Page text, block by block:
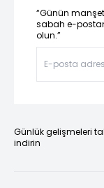
“Günün
sabah e-
olun.”
Günlük gelişmeleri
indirin